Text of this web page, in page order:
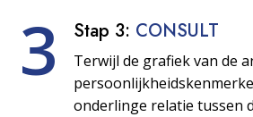
3 Stap 3: CONSULT
Terwijl de grafiek van de
onderlinge relatie tussen